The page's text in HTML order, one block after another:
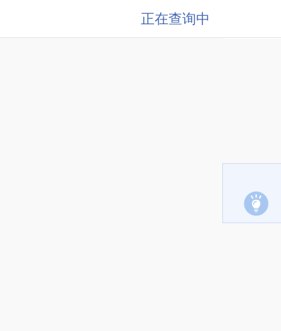
正在查询中